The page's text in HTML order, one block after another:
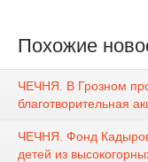
Похожие
ЧЕЧНЯ. В Грозном
благотворительная
ЧЕЧНЯ. Фонд
детей из